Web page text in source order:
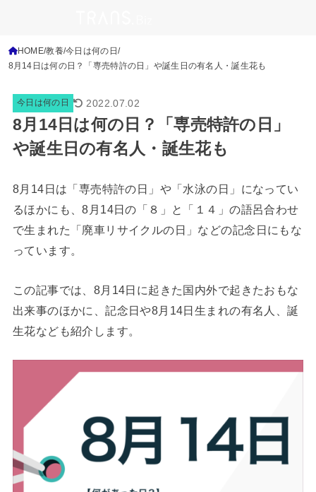
HOME 教養 今日は何の日
8月14日は何の日？「専売特許の日」や誕生日の有名人・誕生花も
今日は何の日 2022.07.02
8月14日は何の日？「専売特許の日」
や誕生日の有名人・誕生花も
8月14日は「専売特許の日」や「水泳の日」になってい
るほかにも、8月14日の「８」と「１４」の語呂合わせ
で生まれた「廃車リサイクルの日」などの記念日にもな
っています。
この記事では、8月14日に起きた国内外で起きたおもな
出来事のほかに、記念日や8月14日生まれの有名人、誕
生花なども紹介します。